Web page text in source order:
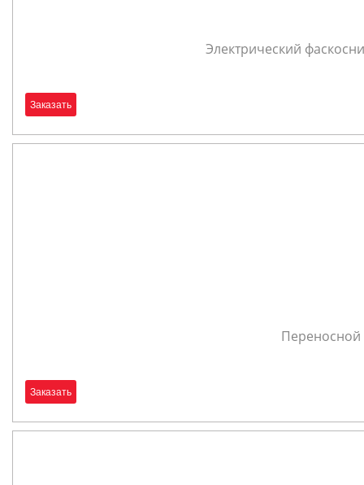
Электрический
Заказать
Переносной
Заказать